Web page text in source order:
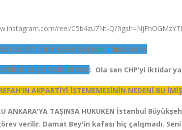
reel/C5b4zu7Nt-Q/
İST BÜYÜKŞEHİ BAŞKANI OLACAKTI:
SUÇU TABİİKİ YOK: Ola sen CHP'yi iktidar
AKPARTİYİ İSTEMEMESİNİN NEDENİ BU İMİŞ
ANKARA'YA TAŞINSA HUKUKEN İstanbul
verilir. Damat Bey'in kafası hiç çalışmadı.